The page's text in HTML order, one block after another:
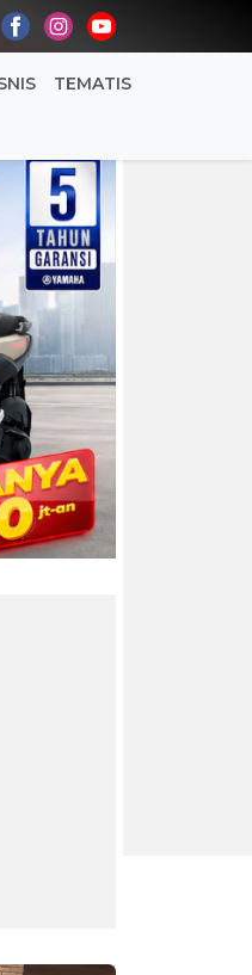
TEMATIS